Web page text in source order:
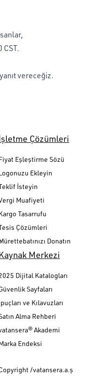
vereceğiz.
Çözümleri
Eşleştirme Sözü
Ekleyin
İsteyin
Muafiyeti
Tasarrufu
Çözümleri
Donatın
Merkezi
Dijital Katalogları
Sayfaları
ve Kılavuzları
Alma Rehberi
Akademi
Endeksi
/vatansera.a.ş